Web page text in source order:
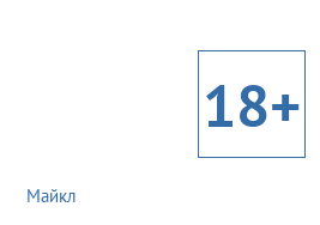
18+
Майкл